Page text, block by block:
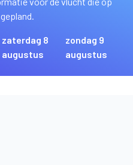
zaterdag 8
augustus
zondag 9
augustus